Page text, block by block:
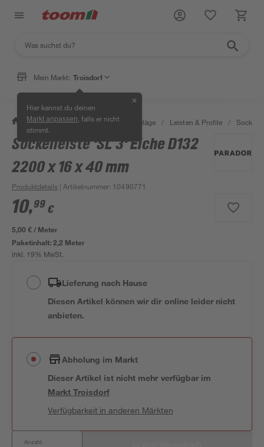
Mein Markt: Troisdorf
Hier kannst du deinen
Markt anpassen , falls er nicht
stimmt.
✕
/ Bauen & Renovieren / Bodenbeläge / Leisten & Profile /
Sockelleiste 'SL 3' Eiche D132
2200 x 16 x 40 mm
Produktdetails | Artikelnummer: 10490771
10,99 €
5,00 € / Meter
Paketinhalt:2,2 Meter
inkl. 19% MwSt.
Lieferung nach Hause
Diesen Artikel können wir dir online leider nicht
anbieten.
Abholung im Markt
Dieser Artikel ist nicht mehr verfügbar im
MarktTroisdorf
Verfügbarkeit in anderen Märkten
Anzahl: